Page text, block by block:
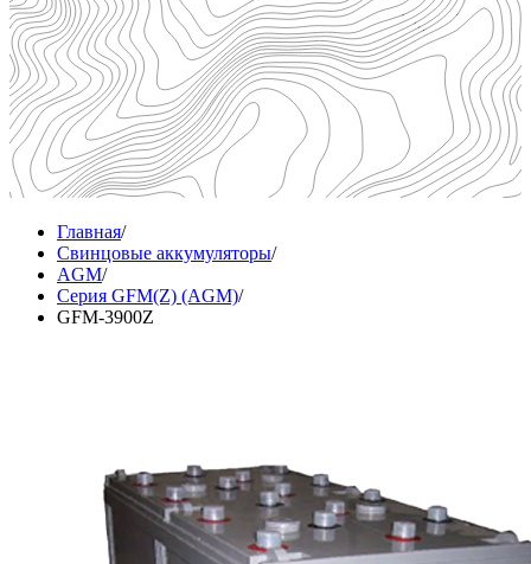
Главная/
Свинцовые аккумуляторы/
AGM/
Серия GFM(Z) (AGM)/
GFM-3900Z